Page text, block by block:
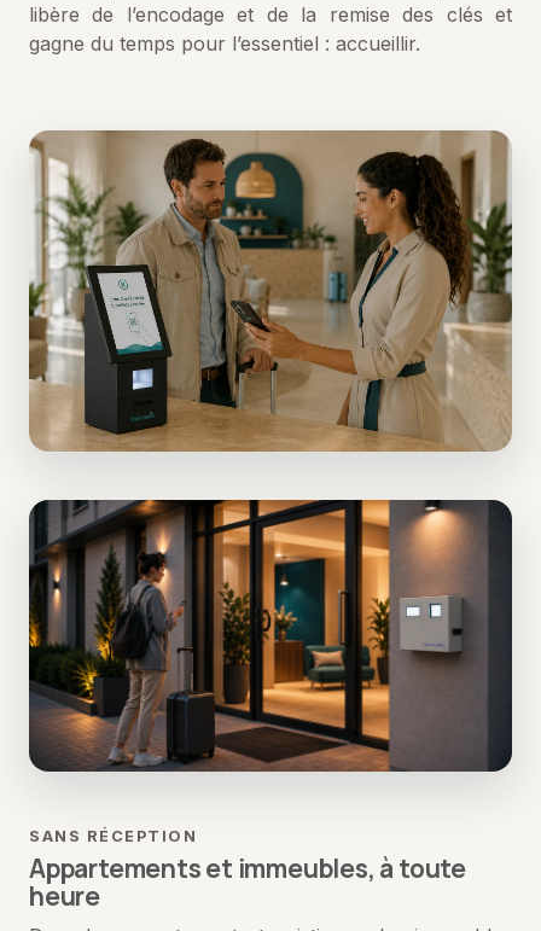
libère de l’encodage et de la remise des clés et
gagne du temps pour l’essentiel : accueillir.
SANS RÉCEPTION
Appartements et immeubles, à toute
heure